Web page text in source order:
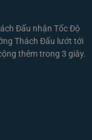
Đấu nhận Tốc Độ
Thách Đấu lướt tới
thêm trong 3 giây.